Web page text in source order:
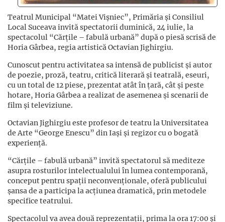
Teatrul Municipal “Matei Vișniec”, Primăria și Consiliul
Local Suceava invită spectatorii duminică, 24 iulie, la
spectacolul “Cărțile – fabulă urbană” după o piesă scrisă de
Horia Gârbea, regia artistică Octavian Jighirgiu.
Cunoscut pentru activitatea sa intensă de publicist și autor
de poezie, proză, teatru, critică literară și teatrală, eseuri,
cu un total de 12 piese, prezentat atât în țară, cât și peste
hotare, Horia Gârbea a realizat de asemenea și scenarii de
film și televiziune.
Octavian Jighirgiu este profesor de teatru la Universitatea
de Arte “George Enescu” din Iași și regizor cu o bogată
experiență.
“Cărțile – fabulă urbană” invită spectatorul să mediteze
asupra rosturilor intelectualului în lumea contemporană,
conceput pentru spații neconvenționale, oferă publicului
șansa de a participa la acțiunea dramatică, prin metodele
specifice teatrului.
Spectacolul va avea două reprezentații, prima la ora 17:00 și